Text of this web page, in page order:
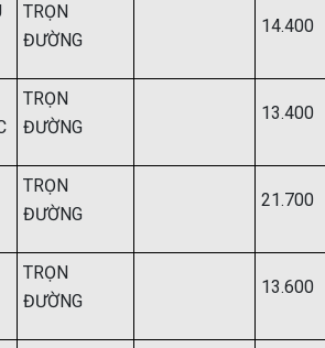
TRỌN
ĐƯỜNG
14.400
TRỌN
ĐƯỜNG
13.400
TRỌN
ĐƯỜNG
21.700
TRỌN
ĐƯỜNG
13.600